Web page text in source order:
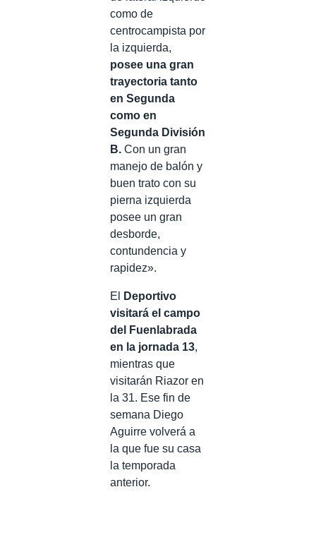
como de
centrocampista por
la izquierda,
posee una gran
trayectoria tanto
en Segunda
como en
Segunda División
B. Con un gran
manejo de balón y
buen trato con su
pierna izquierda
posee un gran
desborde,
contundencia y
rapidez».
El
Deportivo
visitará el campo
del Fuenlabrada
en la jornada 13,
mientras que
visitarán Riazor en
la 31. Ese fin de
semana Diego
Aguirre volverá a
la que fue su casa
la temporada
anterior.